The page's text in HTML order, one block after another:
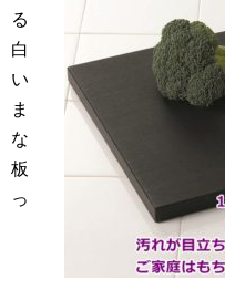
る
白
い
ま
な
板
っ